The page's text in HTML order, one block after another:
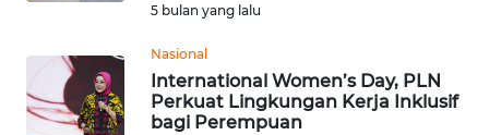
5 bulan yang lalu
Nasional
International Women’s Day, PLN
Perkuat Lingkungan Kerja Inklusif
bagi Perempuan
WN
SULBAR